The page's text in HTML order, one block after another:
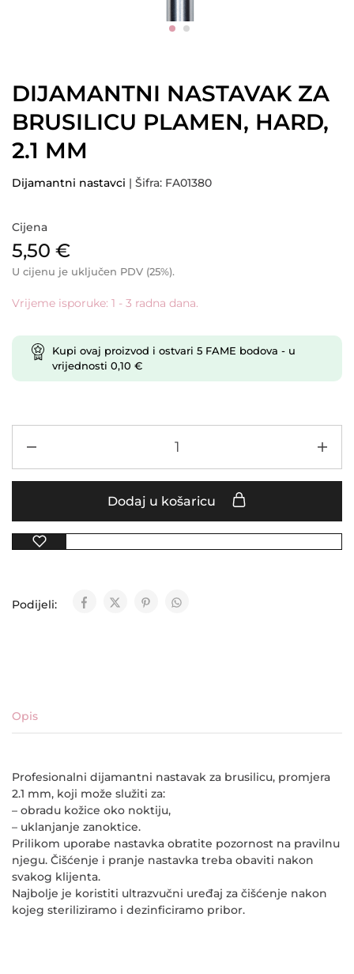
DIJAMANTNI NASTAVAK ZA
BRUSILICU PLAMEN, HARD,
2.1 MM
Dijamantni nastavci | Šifra: FA01380
Cijena
5,50 €
U cijenu je uključen PDV (25%).
Vrijeme isporuke: 1 - 3 radna dana.
Kupi ovaj proizvod i ostvari 5 FAME bodova - u
vrijednosti 0,10 €
Dodaj u košaricu
Podijeli:
Opis
Profesionalni dijamantni nastavak za brusilicu, promjera
2.1 mm, koji može služiti za:
– obradu kožice oko noktiju,
– uklanjanje zanoktice.
Prilikom uporabe nastavka obratite pozornost na pravilnu
njegu. Čišćenje i pranje nastavka treba obaviti nakon
svakog klijenta.
Najbolje je koristiti ultrazvučni uređaj za čišćenje nakon
kojeg steriliziramo i dezinficiramo pribor.